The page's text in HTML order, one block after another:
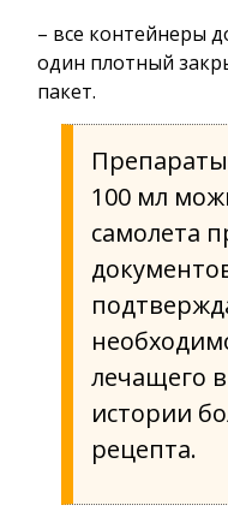
– все контейнеры
один плотный
пакет.
100 мл
самолета
лечащего
истории
рецепта.